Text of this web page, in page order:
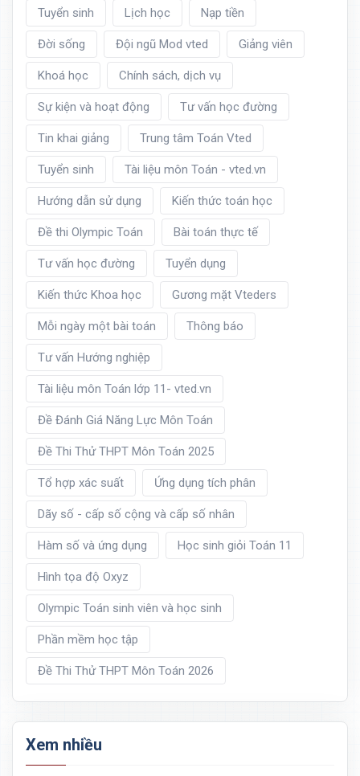
Tuyển sinh Lịch học Nạp tiền
Đời sống Đội ngũ Mod vted Giảng viên
Khoá học Chính sách, dịch vụ
Sự kiện và hoạt động Tư vấn học đường
Tin khai giảng Trung tâm Toán Vted
Tuyển sinh Tài liệu môn Toán - vted.vn
Hướng dẫn sử dụng Kiến thức toán học
Đề thi Olympic Toán Bài toán thực tế
Tư vấn học đường Tuyển dụng
Kiến thức Khoa học Gương mặt Vteders
Mỗi ngày một bài toán Thông báo
Tư vấn Hướng nghiệp
Tài liệu môn Toán lớp 11- vted.vn
Đề Đánh Giá Năng Lực Môn Toán
Đề Thi Thử THPT Môn Toán 2025
Tổ hợp xác suất Ứng dụng tích phân
Dãy số - cấp số cộng và cấp số nhân
Hàm số và ứng dụng Học sinh giỏi Toán 11
Hình tọa độ Oxyz
Olympic Toán sinh viên và học sinh
Phần mềm học tập
Đề Thi Thử THPT Môn Toán 2026
Xem nhiều